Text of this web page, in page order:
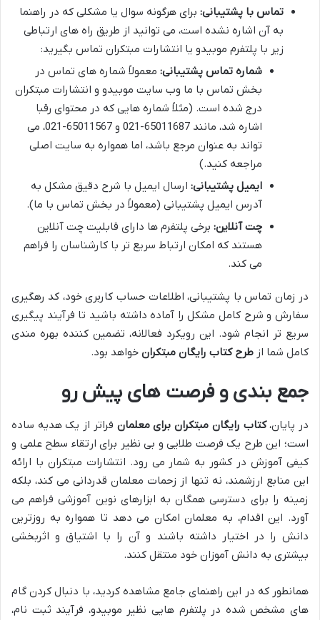
تماس با پشتیبانی: برای هرگونه سوال یا مشکلی که در راهنما
به آن اشاره نشده است، می توانید از طریق راه های ارتباطی
زیر با پلتفرم موبیدو یا انتشارات مبتکران تماس بگیرید:
شماره تماس پشتیبانی: معمولاً شماره های تماس در
بخش تماس با ما وب سایت موبیدو و انتشارات مبتکران
درج شده است. (مثلاً شماره هایی که در محتوای رقبا
اشاره شد، مانند 65011687-021 و 65011567-021، می
تواند به عنوان مرجع باشد، اما همواره به سایت اصلی
مراجعه کنید.)
ایمیل پشتیبانی: ارسال ایمیل با شرح دقیق مشکل به
آدرس ایمیل پشتیبانی (معمولاً در بخش تماس با ما).
چت آنلاین: برخی پلتفرم ها دارای قابلیت چت آنلاین
هستند که امکان ارتباط سریع تر با کارشناسان را فراهم
می کند.
در زمان تماس با پشتیبانی، اطلاعات حساب کاربری خود، کد رهگیری
سفارش و شرح کامل مشکل را آماده داشته باشید تا فرآیند پیگیری
سریع تر انجام شود. این رویکرد فعالانه، تضمین کننده بهره مندی
کامل شما از طرح کتاب رایگان مبتکران خواهد بود.
جمع بندی و فرصت های پیش رو
در پایان،کتاب رایگان مبتکران برای معلمان فراتر از یک هدیه ساده
است؛ این طرح یک فرصت طلایی و بی نظیر برای ارتقاء سطح علمی و
کیفی آموزش در کشور به شمار می رود. انتشارات مبتکران با ارائه
این منابع ارزشمند، نه تنها از زحمات معلمان قدردانی می کند، بلکه
زمینه را برای دسترسی همگان به ابزارهای نوین آموزشی فراهم می
آورد. این اقدام، به معلمان امکان می دهد تا همواره به روزترین
دانش را در اختیار داشته باشند و آن را با اشتیاق و اثربخشی
بیشتری به دانش آموزان خود منتقل کنند.
همانطور که در این راهنمای جامع مشاهده کردید، با دنبال کردن گام
های مشخص شده در پلتفرم هایی نظیر موبیدو، فرآیند ثبت نام،